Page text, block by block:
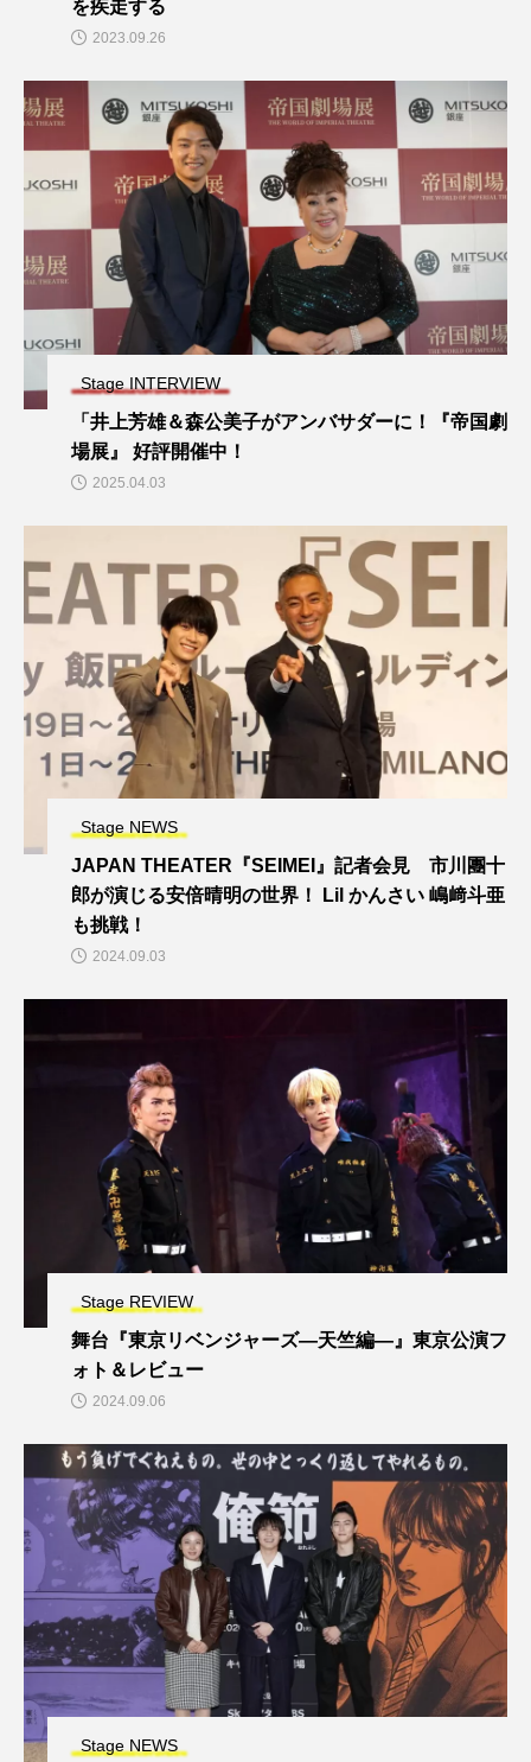
を疾走する
2023.09.26
Stage INTERVIEW
「井上芳雄＆森公美子がアンバサダーに！『帝国劇
場展』 好評開催中！
2025.04.03
Stage NEWS
JAPAN THEATER『SEIMEI』記者会見 市川團十
郎が演じる安倍晴明の世界！ Lil かんさい 嶋﨑斗亜
も挑戦！
2024.09.03
Stage REVIEW
舞台『東京リベンジャーズ―天竺編―』東京公演フ
ォト＆レビュー
2024.09.06
Stage NEWS